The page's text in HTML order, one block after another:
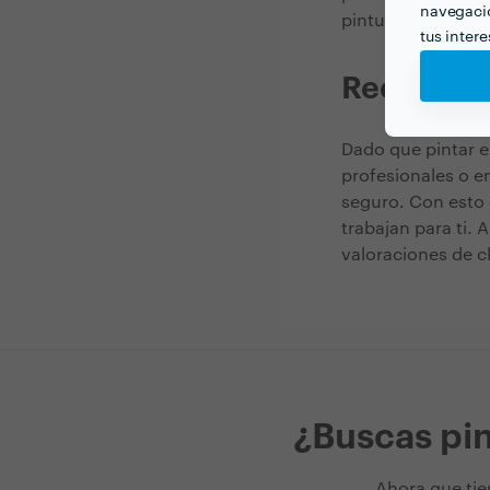
tus
pintura de techo
Dado que pintar
profesionales o
seguro. Con esto
trabajan para ti.
valoraciones de
¿Buscas